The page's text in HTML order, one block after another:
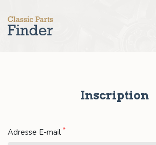
Inscription
Adresse E-mail *